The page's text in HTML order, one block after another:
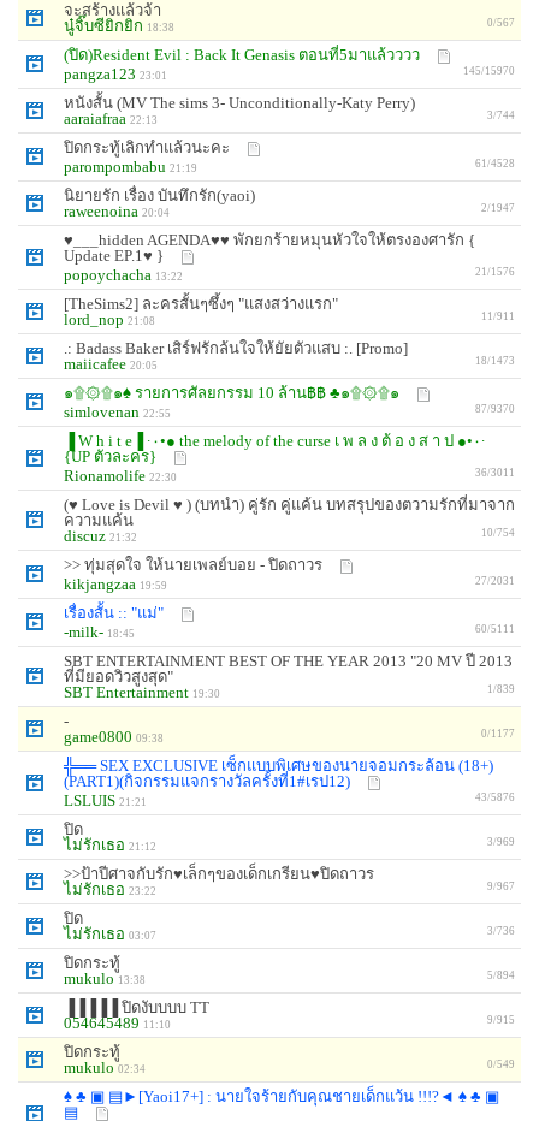
จะสร้างแล้วจ้า
นู๋จิ๊บซียิกยิก 18:38 0/567
(ปิด)Resident Evil : Back It Genasis ตอนที่5มาแล้วววว
pangza123 23:01 145/15970
หนังสั้น (MV The sims 3- Unconditionally-Katy Perry)
aaraiafraa 22:13 3/744
ปิดกระทู้เลิกทำแล้วนะคะ
parompombabu 21:19 61/4528
นิยายรัก เรื่อง บันทึกรัก(yaoi)
raweenoina 20:04 2/1947
♥___hidden AGENDA♥♥ พักยกร้ายหมุนหัวใจให้ตรงองศารัก {
Update EP.1♥ }
popoychacha 13:22 21/1576
[TheSims2] ละครสั้นๆซึ้งๆ "แสงสว่างแรก"
lord_nop 21:08 11/911
.: Badass Baker เสิร์ฟรักล้นใจให้ยัยตัวแสบ :. [Promo]
maiicafee 20:05 18/1473
๑۩۞۩๑♠ รายการศัลยกรรม 10 ล้าน฿฿ ♣๑۩۞۩๑
simlovenan 22:55 87/9370
▐ W h i t e▐ ·٠•● the melody of the curse เ พ ล ง ต้ อ ง ส า ป ●•٠·
{UP ตัวละคร}
Rionamolife 22:30 36/3011
(♥ Love is Devil ♥ ) (บทนำ) คู่รัก คู่แค้น บทสรุปของตวามรักที่มาจาก
ความแค้น
discuz 21:32 10/754
>> ทุ่มสุดใจ ให้นายเพลย์บอย - ปิดถาวร
kikjangzaa 19:59 27/2031
เรื่องสั้น :: "แม่"
-milk- 18:45 60/5111
SBT ENTERTAINMENT BEST OF THE YEAR 2013 "20 MV ปี 2013
ที่มียอดวิวสูงสุด"
SBT Entertainment 19:30 1/839
-
game0800 09:38 0/1177
╬══ SEX EXCLUSIVE เซ็กแบบพิเศษของนายจอมกระล้อน (18+)
(PART1)(กิจกรรมแจกรางวัลครั้งที่1#เรป12)
LSLUIS 21:21 43/5876
ปิด
ไม่รักเธอ 21:12 3/969
>>ป้าปีศาจกับรัก♥เล็กๆของเด็กเกรียน♥ปิดถาวร
ไม่รักเธอ 23:22 9/967
ปิด
ไม่รักเธอ 03:07 3/736
ปิดกระทู้
mukulo 13:38 5/894
▐▐▐▐▐ ปิดงับบบบ TT
054645489 11:10 9/915
ปิดกระทู้
mukulo 02:34 0/549
♠ ♣ ▣ ▤►[Yaoi17+] : นายใจร้ายกับคุณชายเด็กแว้น !!!?◄ ♠ ♣ ▣
▤